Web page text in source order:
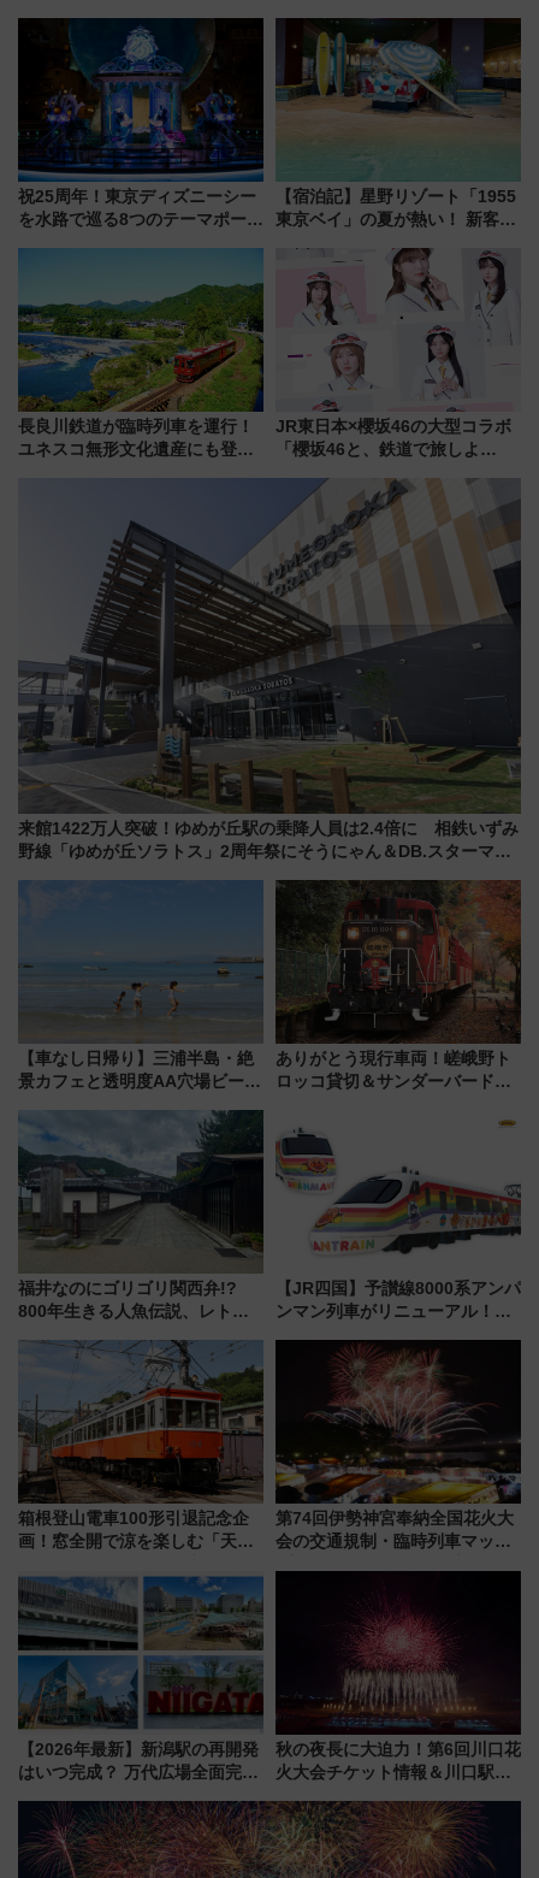
客室」や海鮮丼が人気の朝食ビ
ュッフェを現地レポ
限定の歴代制服仮想試着体験も
レポート
祝25周年！東京ディズニーシー
を水路で巡る8つのテーマポート
【宿泊記】星野リゾート「1955
東京ベイ」の夏が熱い！ 新客室
メリカングルメ＆絶品スイーツ
を満喫（千葉県浦安市）
長良川鉄道が臨時列車を運行！
ユネスコ無形文化遺産にも登録
JR東日本×櫻坂46の大型コラボ
「櫻坂46と、鉄道で旅しよ
潟・長野・庄内へ
来館1422万人突破！ゆめが丘駅の乗降人員は2.4倍に 相鉄いずみ
野線「ゆめが丘ソラトス」2周年祭にそうにゃん＆DB.スターマン
【車なし日帰り】三浦半島・絶
景カフェと透明度AA穴場ビーチ
用してストレスフリー旅へ行こ
う！
ありがとう現行車両！嵯峨野ト
ロッコ貸切＆サンダーバードレ
斉藤雪乃＆福原トシヒロと行
く！9月13日「京都の鉄道満喫
ツアー」開催
福井なのにゴリゴリ関西弁!?
800年生きる人魚伝説、レトロ
屋カフェで非日常を！週末観光
に最適な小浜の歩き方
【JR四国】予讃線8000系アンパ
ンマン列車がリニューアル！内
今年12月
箱根登山電車100形引退記念企
画！窓全開で涼を楽しむ「天然
発売
第74回伊勢神宮奉納全国花火大
会の交通規制・臨時列車マッ
【2026年最新】新潟駅の再開発
はいつ完成？ 万代広場全面完成
開発、バスタ新潟構想まで徹底
解説！
秋の夜長に大迫力！第6回川口花
火大会チケット情報＆川口駅か